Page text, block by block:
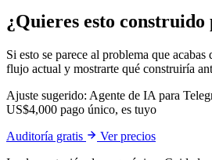
¿Quieres esto
Si esto se parece al problema que acabas
flujo actual y mostrarte qué construiría
Ajuste sugerido: Agente de IA para
US$4,000 pago único, es tuyo
Auditoría gratis
Ver precios